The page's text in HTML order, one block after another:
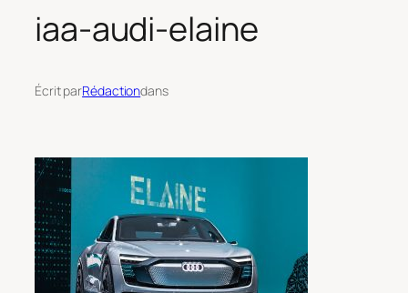
iaa-audi-elaine
Écrit parRédactiondans